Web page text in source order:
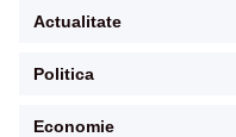
Actualitate
Politica
Economie